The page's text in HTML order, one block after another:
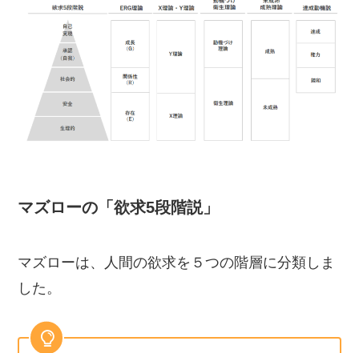
マズローの「欲求5段階説」
マズローは、人間の欲求を５つの階層に分類しま
した。